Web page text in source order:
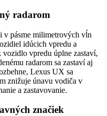
radarom
v pásme milimetrových vĺn
idúcich vpredu a
vpredu úplne zastaví,
radarom sa zastaví aj
Lexus UX sa
znižuje únavu vodiča v
a zastavovanie.
značiek